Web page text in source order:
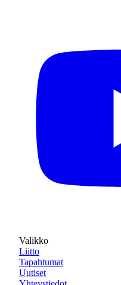
Valikko
Liitto
Tapahtumat
Uutiset